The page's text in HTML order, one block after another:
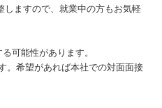
ますので、就業中の方もお気軽
可能性があります。
。希望があれば本社での対面面接